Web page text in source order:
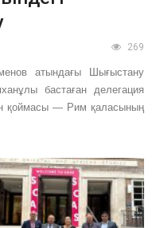
269
атындағы Шығыстану
бастаған делегация
қоймасы — Рим қаласының